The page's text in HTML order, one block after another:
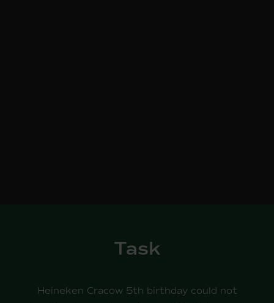
Task
Heineken Cracow 5th birthday could not